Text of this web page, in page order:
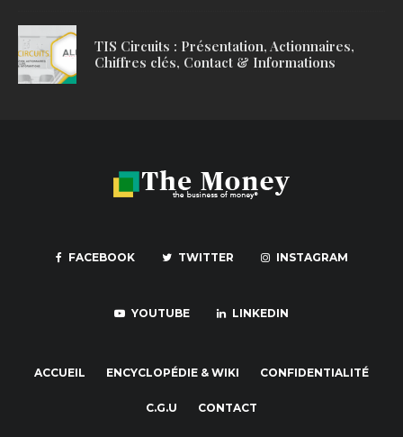
TIS Circuits : Présentation, Actionnaires,
Chiffres clés, Contact & Informations
FACEBOOK TWITTER INSTAGRAM
YOUTUBE LINKEDIN
ACCUEIL ENCYCLOPÉDIE & WIKI CONFIDENTIALITÉ
C.G.U CONTACT